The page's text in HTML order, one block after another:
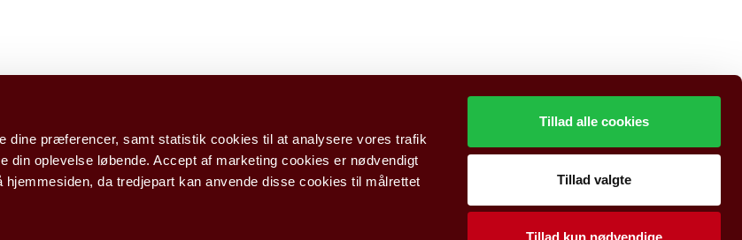
dine præferencer, samt statistik cookies til at analysere vores trafik
din oplevelse løbende. Accept af marketing cookies er nødvendigt
hjemmesiden, da tredjepart kan anvende disse cookies til målrettet
Tillad alle cookies
Tillad valgte
Tillad kun nødvendige